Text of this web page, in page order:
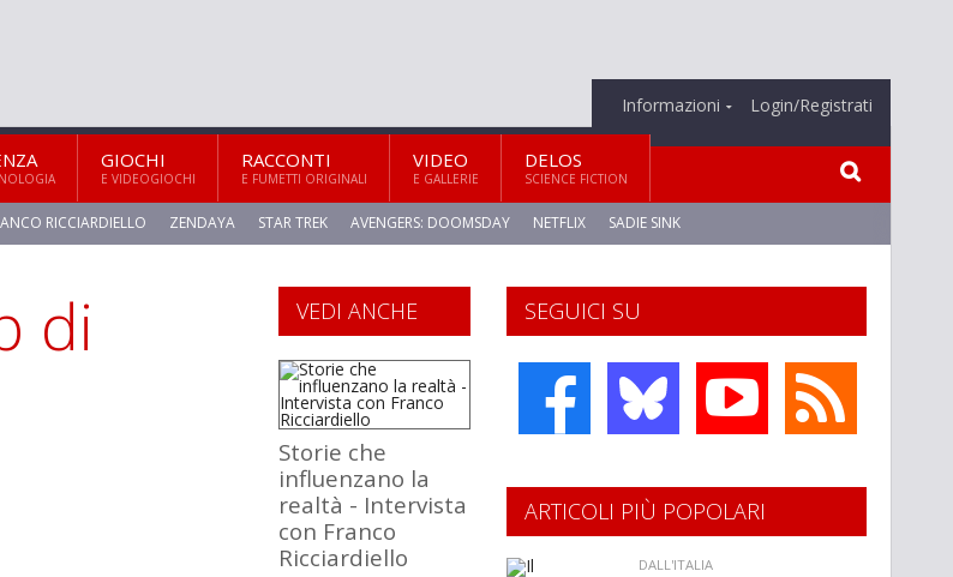
Informazioni Login/Registrati
GIOCHI
E VIDEOGIOCHI
RACCONTI
E FUMETTI ORIGINALI
VIDEO
E GALLERIE
DELOS
SCIENCE FICTION
RICCIARDIELLO ZENDAYA STAR TREK AVENGERS: DOOMSDAY NETFLIX SADIE SINK
di
SEGUICI SU
VEDI ANCHE
Storie che
influenzano la
realtà - Intervista
con Franco
Ricciardiello
ARTICOLI PIÙ POPOLARI
DALL'ITALIA